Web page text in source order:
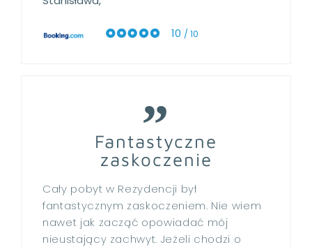
10 / 10
Fantastyczne
zaskoczenie
Cały pobyt w Rezydencji był
fantastycznym zaskoczeniem. Nie wiem
nawet jak zacząć opowiadać mój
nieustający zachwyt. Jeżeli chodzi o